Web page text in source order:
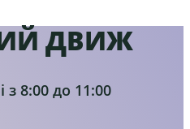
ДВИЖ
8:00 до 11:00